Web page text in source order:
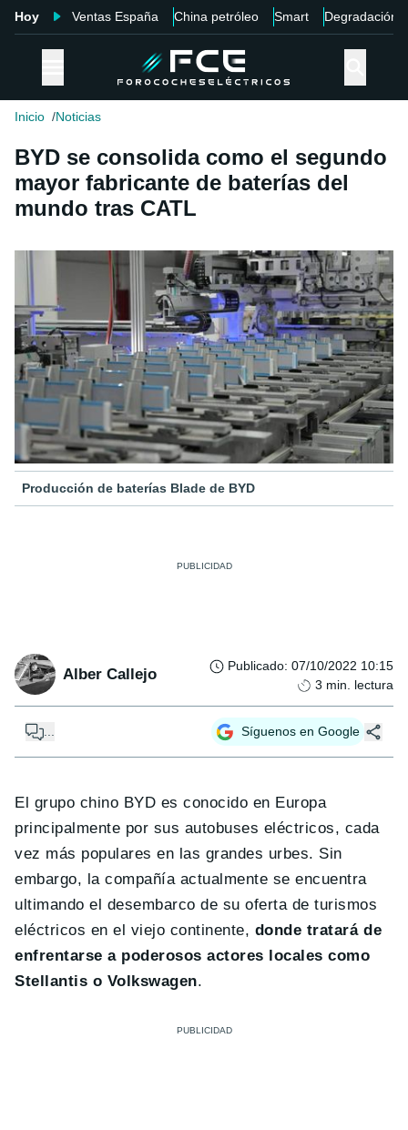
Hoy Ventas España China petróleo Smart Degradación
Inicio Noticias
BYD se consolida como el segundo
mayor fabricante de baterías del
mundo tras CATL
Producción de baterías Blade de BYD
Alber Callejo Publicado: 07/10/2022 10:15
3 min. lectura
... Síguenos en Google
El grupo chino BYD es conocido en Europa
principalmente por sus autobuses eléctricos, cada
vez más populares en las grandes urbes. Sin
embargo, la compañía actualmente se encuentra
ultimando el desembarco de su oferta de turismos
eléctricos en el viejo continente, donde tratará de
enfrentarse a poderosos actores locales como
Stellantis o Volkswagen.